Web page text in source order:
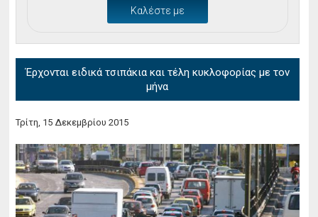
Καλέστε με
Έρχονται ειδικά τσιπάκια και τέλη κυκλοφορίας με τον
μήνα
Τρίτη, 15 Δεκεμβρίου 2015